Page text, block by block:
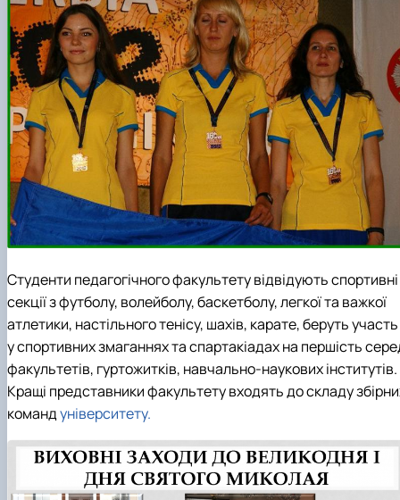
Студенти педагогічного факультету відвідують спортивні
секції з футболу, волейболу, баскетболу, легкої та важкої
атлетики, настільного тенісу, шахів, карате, беруть участь
у спортивних змаганнях та спартакіадах на першість
факультетів, гуртожитків, навчально-наукових інститутів.
Кращі представники факультету входять до складу
командуніверситету.